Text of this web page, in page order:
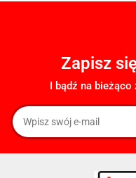
Zapisz
I bądź na